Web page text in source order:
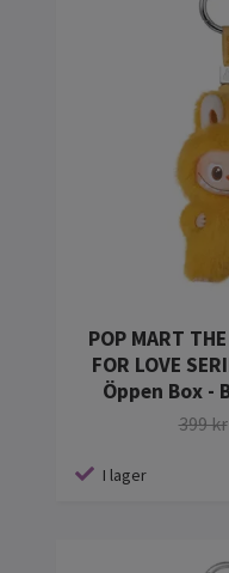
POP MART
FOR LOVE
Öppen Box -
399 kr
I lager